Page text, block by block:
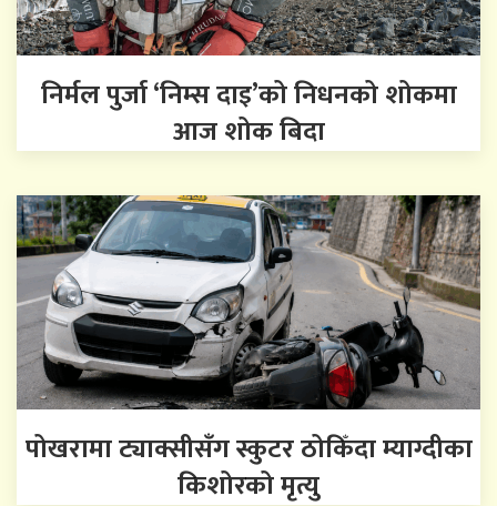
निर्मल पुर्जा ‘निम्स दाइ’को निधनको शोकमा
आज शोक बिदा
पोखरामा ट्याक्सीसँग स्कुटर ठोकिँदा म्याग्दीका
किशोरको मृत्यु